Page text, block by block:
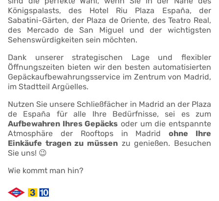
Königspalasts, des Hotel Riu Plaza España, der
Sabatini-Gärten, der Plaza de Oriente, des Teatro Real,
des Mercado de San Miguel und der wichtigsten
Sehenswürdigkeiten sein möchten.
Dank unserer strategischen Lage und flexibler
Öffnungszeiten bieten wir den besten automatisierten
Gepäckaufbewahrungsservice im Zentrum von Madrid,
im Stadtteil Argüelles.
Nutzen Sie unsere Schließfächer in Madrid an der Plaza
de España für alle Ihre Bedürfnisse, sei es zum
Aufbewahren Ihres Gepäcks oder um die entspannte
Atmosphäre der Rooftops in Madridohne Ihre
Einkäufe tragen zu müssen zu genießen. Besuchen
Sie uns! 😉
Wie kommt man hin?